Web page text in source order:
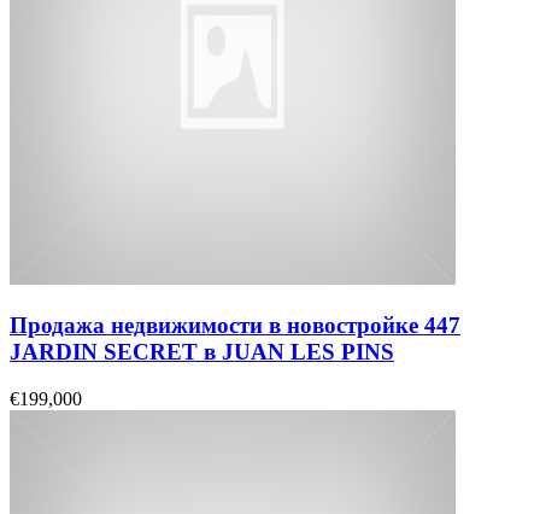
Продажа недвижимости в новостройке 447
JARDIN SECRET в JUAN LES PINS
€199,000